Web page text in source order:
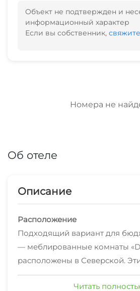
Объект не подтвержден и
информационный характер
Если вы собственник,
Номера не
Об отеле
Описание
Расположение
Подходящий вариант для
— меблированные комнаты
расположены в Северской.
меблированные комнаты
неподалёку от центра города.
Читать